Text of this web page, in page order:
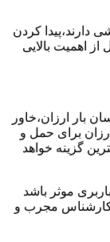
دارند،پیدا کردن
اهمیت بالایی
بار ارزان،خاور
برای حمل و
گزینه خواهد
موثر باشد
کارشناس مجرب و